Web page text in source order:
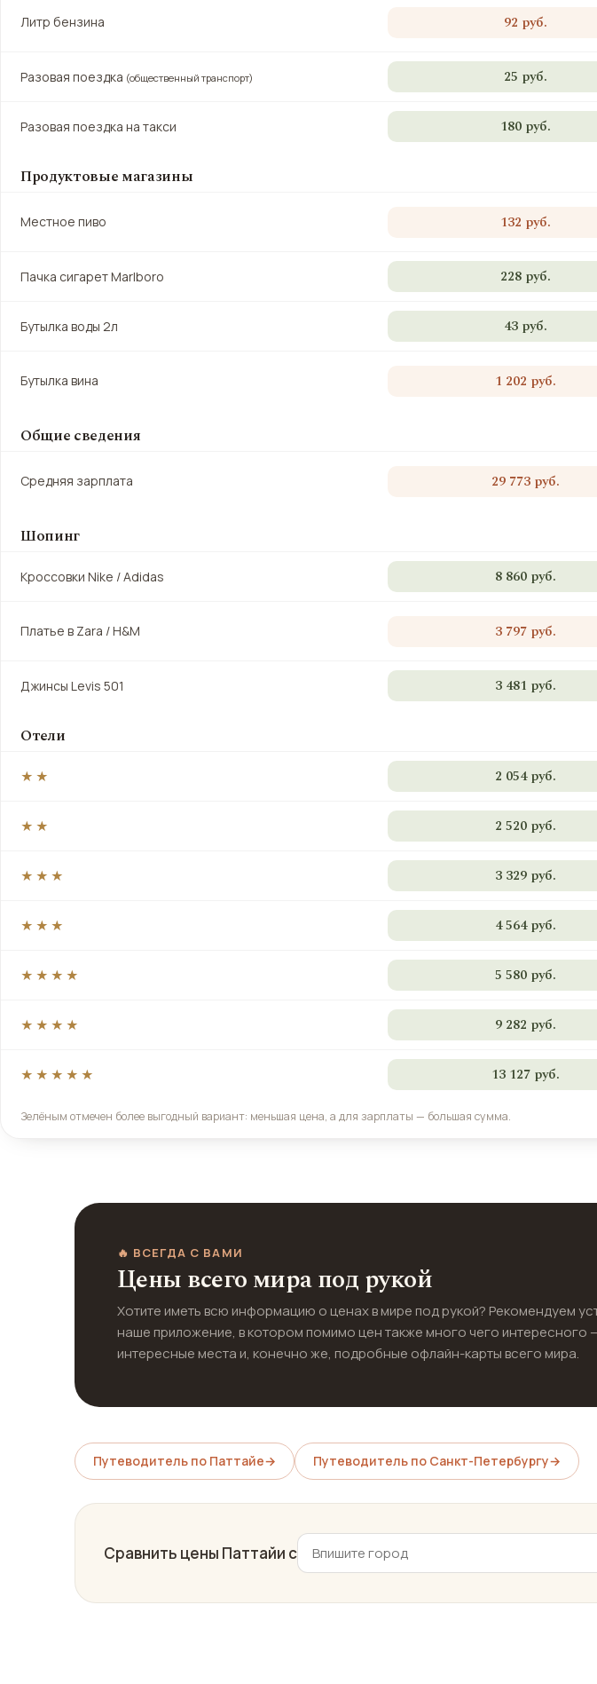
Литр бензина 92 руб.
Разовая поездка (общественный транспорт) 25 руб.
Разовая поездка на такси 180 руб.
Продуктовые магазины
Местное пиво 132 руб.
Пачка сигарет Marlboro 228 руб.
Бутылка воды 2л 43 руб.
Бутылка вина 1 202 руб.
Общие сведения
Средняя зарплата 29 773 руб.
Шопинг
Кроссовки Nike / Adidas 8 860 руб.
Платье в Zara / H&M 3 797 руб.
Джинсы Levis 501 3 481 руб.
Отели
★★ 2 054 руб.
★★ 2 520 руб.
★★★ 3 329 руб.
★★★ 4 564 руб.
★★★★ 5 580 руб.
★★★★ 9 282 руб.
★★★★★ 13 127 руб.
Зелёным отмечен более выгодный вариант: меньшая цена, а для зарплаты — большая сумма.
🔥 ВСЕГДА С ВАМИ
Цены всего мира под рукой
Хотите иметь всю информацию о ценах в мире под рукой? Рекомендуем
наше приложение, в котором помимо цен также много чего интересного
интересные места и, конечно же, подробные офлайн-карты всего мира.
Путеводитель по Паттайе→ Путеводитель по Санкт-Петербургу→
Сравнить цены Паттайи с